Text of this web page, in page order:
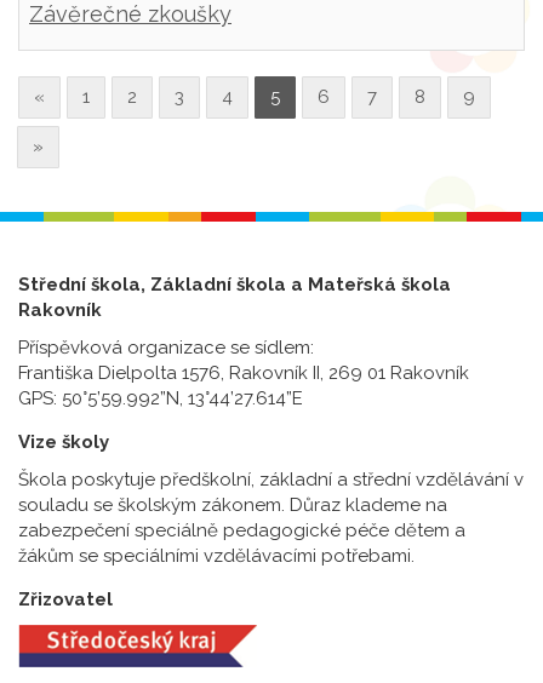
Závěrečné zkoušky
« 1 2 3 4 5 6 7 8 9
»
Střední škola, Základní škola a Mateřská škola
Rakovník
Příspěvková organizace se sídlem:
Františka Dielpolta 1576, Rakovník II, 269 01 Rakovník
GPS: 50°5’59.992”N, 13°44’27.614”E
Vize školy
Škola poskytuje předškolní, základní a střední vzdělávání v
souladu se školským zákonem. Důraz klademe na
zabezpečení speciálně pedagogické péče dětem a
žákům se speciálními vzdělávacími potřebami.
Zřizovatel